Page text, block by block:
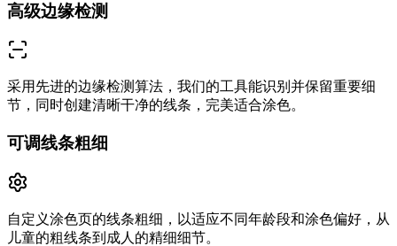
高级边缘检测
采用先进的边缘检测算法，我们的工具能识别并保留重要细
节，同时创建清晰干净的线条，完美适合涂色。
可调线条粗细
自定义涂色页的线条粗细，以适应不同年龄段和涂色偏好，从
儿童的粗线条到成人的精细细节。